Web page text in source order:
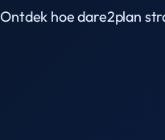
Ontdek hoe dare2plan